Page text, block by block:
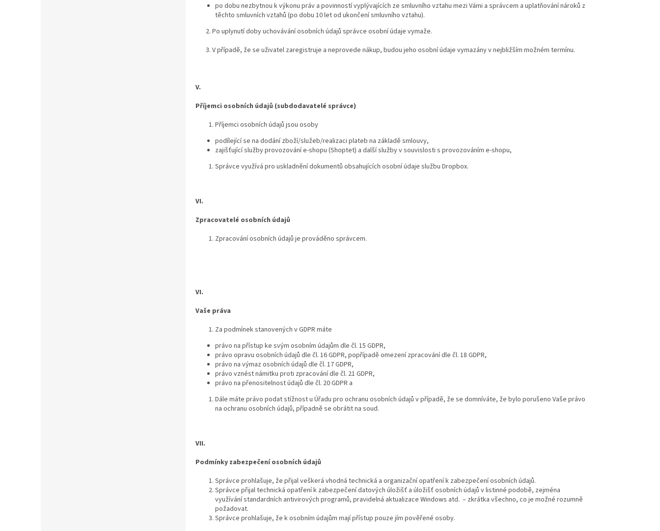
po dobu nezbytnou k výkonu práv a povinností vyplývajících ze smluvního vztahu mezi Vámi a správcem a uplatňování nároků z
těchto smluvních vztahů (po dobu 10 let od ukončení smluvního vztahu).
2. Po uplynutí doby uchovávání osobních údajů správce osobní údaje vymaže.
3. V případě, že se uživatel zaregistruje a neprovede nákup, budou jeho osobní údaje vymazány v nejbližším možném termínu.
V.
Příjemci osobních údajů (subdodavatelé správce)
Příjemci osobních údajů jsou osoby
podílející se na dodání zboží/služeb/realizaci plateb na základě smlouvy,
zajišťující služby provozování e-shopu (Shoptet) a další služby v souvislosti s provozováním e-shopu,
Správce využívá pro uskladnění dokumentů obsahujících osobní údaje službu Dropbox.
VI.
Zpracovatelé osobních údajů
Zpracování osobních údajů je prováděno správcem.
VI.
Vaše práva
Za podmínek stanovených v GDPR máte
právo na přístup ke svým osobním údajům dle čl. 15 GDPR,
právo opravu osobních údajů dle čl. 16 GDPR, popřípadě omezení zpracování dle čl. 18 GDPR,
právo na výmaz osobních údajů dle čl. 17 GDPR,
právo vznést námitku proti zpracování dle čl. 21 GDPR,
právo na přenositelnost údajů dle čl. 20 GDPR a
Dále máte právo podat stížnost u Úřadu pro ochranu osobních údajů v případě, že se domníváte, že bylo porušeno Vaše právo
na ochranu osobních údajů, případně se obrátit na soud.
VII.
Podmínky zabezpečení osobních údajů
Správce prohlašuje, že přijal veškerá vhodná technická a organizační opatření k zabezpečení osobních údajů.
Správce přijal technická opatření k zabezpečení datových úložišť a úložišť osobních údajů v listinné podobě, zejména
využívání standardních antivirových programů, pravidelná aktualizace Windows atd. – zkrátka všechno, co je možné rozumně
požadovat.
Správce prohlašuje, že k osobním údajům mají přístup pouze jím pověřené osoby.